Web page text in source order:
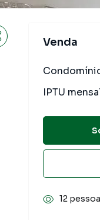
Venda
IPTU
12